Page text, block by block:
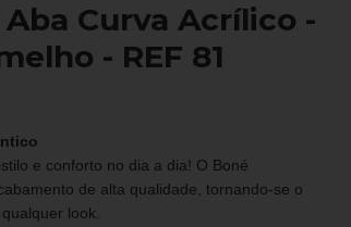
Curva Acrílico -
- REF 81
e conforto no dia a dia! O Boné
de alta qualidade, tornando-se o
look.